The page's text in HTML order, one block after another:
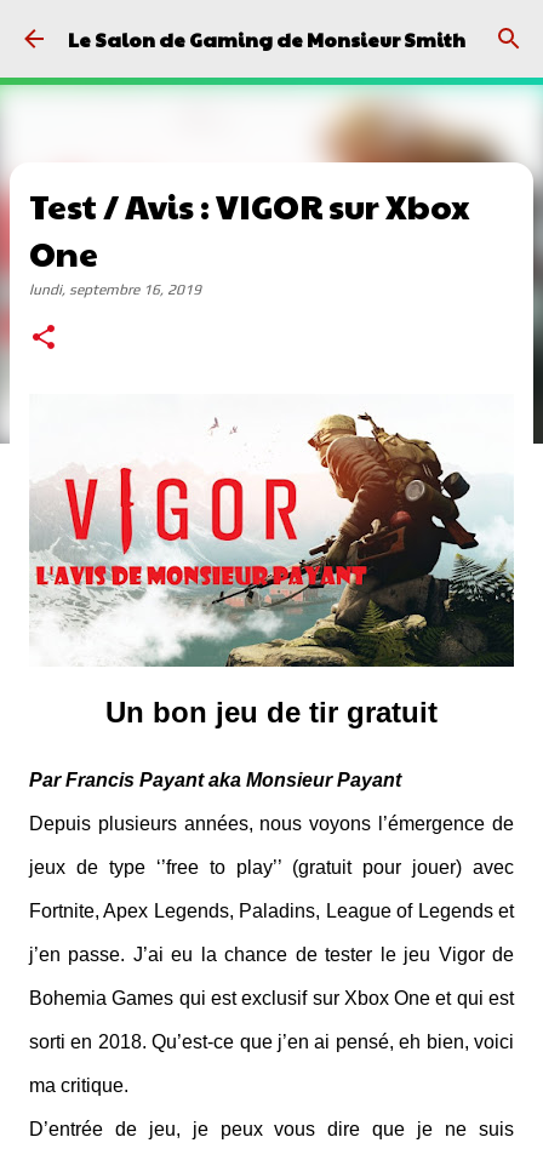
Passer au contenu principal
Le Salon de Gaming de Monsieur Smith
Test / Avis : VIGOR sur Xbox
One
lundi, septembre 16, 2019
Un bon jeu de tir gratuit
Par Francis Payant aka Monsieur Payant
Depuis plusieurs années, nous voyons l’émergence de
jeux de type ‘’free to play’’ (gratuit pour jouer) avec
Fortnite, Apex Legends, Paladins, League of Legends et
j’en passe. J’ai eu la chance de tester le jeu Vigor de
Bohemia Games qui est exclusif sur Xbox One et qui est
sorti en 2018. Qu’est-ce que j’en ai pensé, eh bien, voici
ma critique.
D’entrée de jeu, je peux vous dire que je ne suis